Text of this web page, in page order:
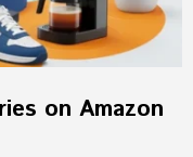
on Amazon